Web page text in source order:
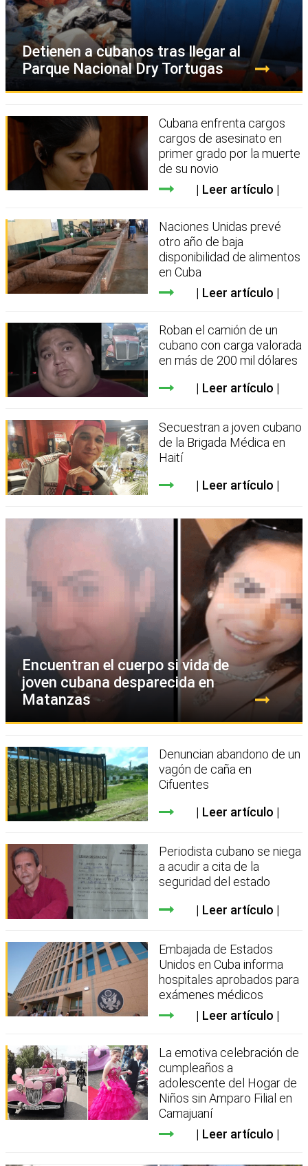
Detienen a cubanos tras llegar al
Parque Nacional Dry Tortugas
Cubana enfrenta cargos
cargos de asesinato en
primer grado por la muerte
de su novio
Leer artículo
Naciones Unidas prevé
otro año de baja
disponibilidad de alimentos
en Cuba
Leer artículo
Roban el camión de un
cubano con carga valorada
en más de 200 mil dólares
Leer artículo
Secuestran a joven cubano
de la Brigada Médica en
Haití
Leer artículo
Encuentran el cuerpo si vida de
joven cubana desparecida en
Matanzas
Denuncian abandono de un
vagón de caña en
Cifuentes
Leer artículo
Periodista cubano se niega
a acudir a cita de la
seguridad del estado
Leer artículo
Embajada de Estados
Unidos en Cuba informa
hospitales aprobados para
exámenes médicos
Leer artículo
La emotiva celebración de
cumpleaños a
adolescente del Hogar de
Niños sin Amparo Filial en
Camajuaní
Leer artículo